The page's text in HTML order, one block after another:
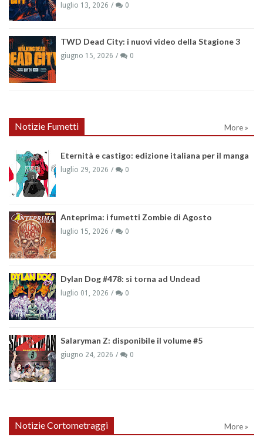
luglio 13, 2026 0
TWD Dead City: i nuovi video della Stagione 3
giugno 15, 2026 0
Notizie Fumetti More »
Eternità e castigo: edizione italiana per il manga
luglio 29, 2026 0
Anteprima: i fumetti Zombie di Agosto
luglio 15, 2026 0
Dylan Dog #478: si torna ad Undead
luglio 01, 2026 0
Salaryman Z: disponibile il volume #5
giugno 24, 2026 0
Notizie Cortometraggi More »